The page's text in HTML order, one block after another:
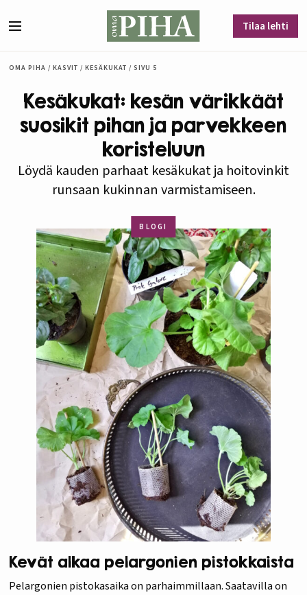
Tilaa lehti
OMA PIHA / KASVIT / KESÄKUKAT / SIVU 5
Kesäkukat: kesän värikkäät
suosikit pihan ja parvekkeen
koristeluun
Löydä kauden parhaat kesäkukat ja hoitovinkit
runsaan kukinnan varmistamiseen.
BLOGI
Kevät alkaa pelargonien pistokkaista
Pelargonien pistokasaika on parhaimmillaan. Saatavilla on